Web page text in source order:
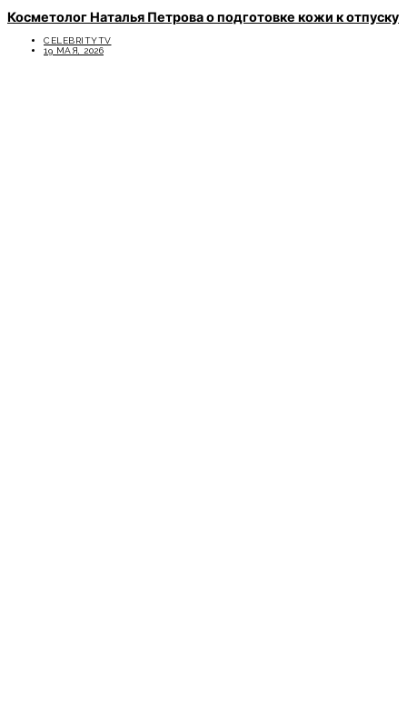
Косметолог Наталья Петрова о подготовке кожи к отпуску
CELEBRITYTV
19 МАЯ, 2026